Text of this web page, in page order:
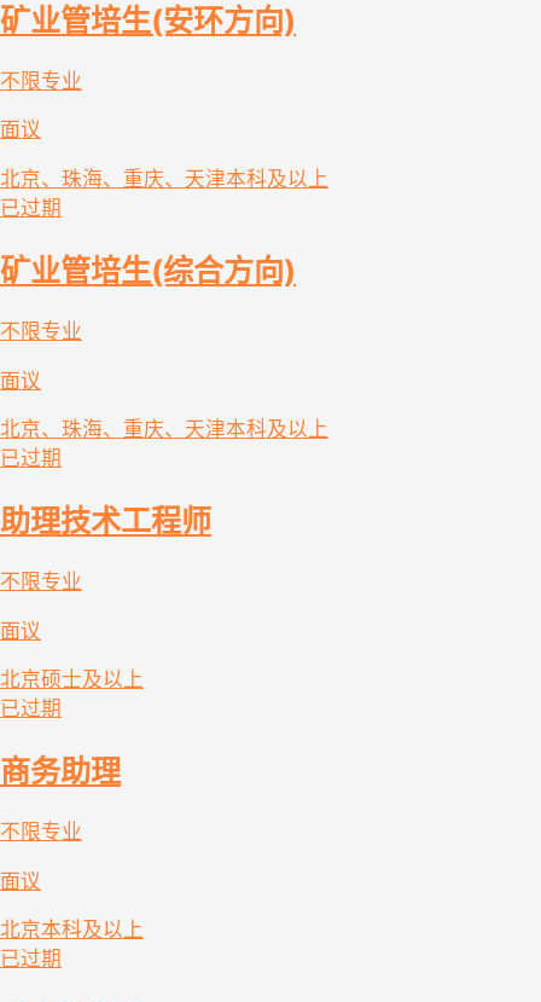
矿业管培生(安环方向)
不限专业
面议
北京、珠海、重庆、天津本科及以上
已过期
矿业管培生(综合方向)
不限专业
面议
北京、珠海、重庆、天津本科及以上
已过期
助理技术工程师
不限专业
面议
北京硕士及以上
已过期
商务助理
不限专业
面议
北京本科及以上
已过期